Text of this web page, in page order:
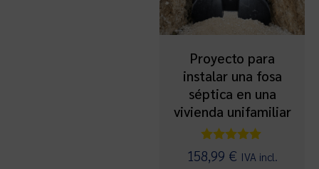
Proyecto para
instalar una fosa
séptica en una
vivienda unifamiliar
Valorado
con
158,99 € IVA incl.